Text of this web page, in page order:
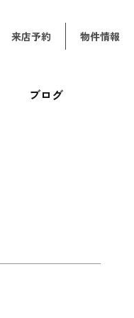
来店予約 物件情報
ブログ